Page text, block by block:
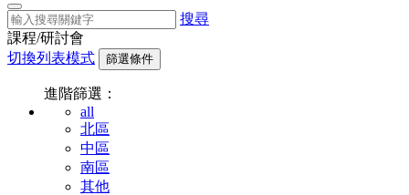
搜尋
課程/研討會
切換列表模式
篩選條件
進階篩選：
all
北區
中區
南區
其他